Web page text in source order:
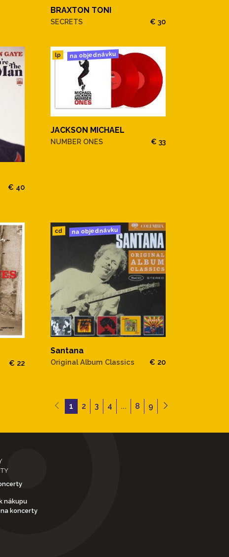
BRAXTON TONI
SECRETS € 30
€ 40
lp na objednávku
JACKSON MICHAEL
NUMBER ONES € 33
€ 22
cd na objednávku
Santana
Original Album Classics € 20
1 2 3 4 ... 8 9
nákupu
koncerty